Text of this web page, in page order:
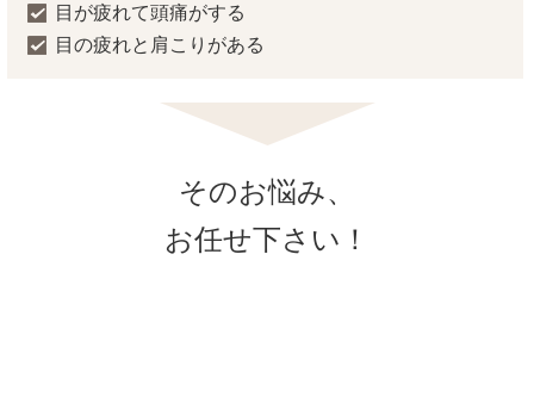
目が疲れて頭痛がする
目の疲れと肩こりがある
そのお悩み、
お任せ下さい！